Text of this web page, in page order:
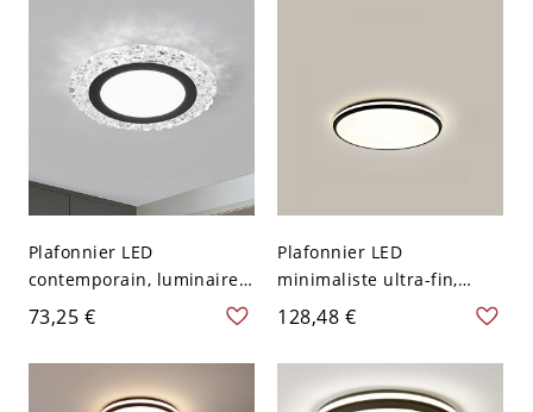
V-120 V 40,64 cm Blanc
Plafonnier LED
contemporain, luminaire
rond extra-plat avec abat-
jour en acrylique facetté
pour chambre et couloir -
110 V-120 V Noir 25,4 cm
73,25 €
Plafonnier LED
minimaliste ultra-fin,
luminaire géométrique
extra-plat avec diffuseur
en acrylique - 110 V-120 V
30,48 cm Rond
128,48 €